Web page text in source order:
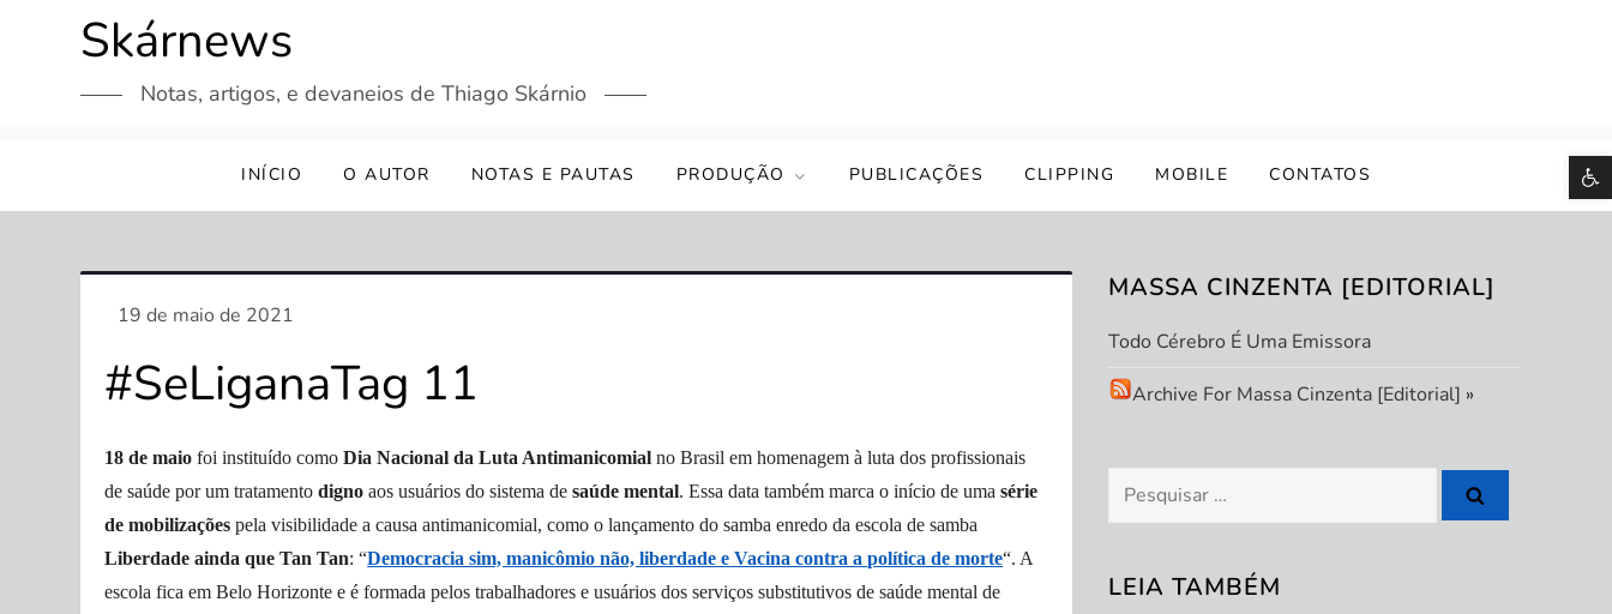
Skárnews
Notas, artigos, e devaneios de Thiago Skárnio
INÍCIO O AUTOR NOTAS E PAUTAS PRODUÇÃO PUBLICAÇÕES CLIPPING MOBILE CONTATOS
#SeLiganaTag 11
18 de maio foi instituído comoDia Nacional da Luta Antimanicomial no Brasil em homenagem à luta dos profissionais
de saúde por um tratamentodigno aos usuários do sistema desaúde mental. Essa data também marca o início de umasérie
de mobilizaçõespela visibilidade a causaantimanicomial,como o lançamento do samba enredo da escola de samba
Liberdade ainda queTanTan: “Democracia sim, manicômio não, liberdade e Vacina contra a política de morte“. A
escola fica em Belo Horizonte e é formada pelostrabalhadores e usuários dos serviços substitutivos de saúde mental de
MASSA CINZENTA [EDITORIAL]
Todo Cérebro É Uma Emissora
Archive For Massa Cinzenta [Editorial] »
Pesquisar
por:
LEIA TAMBÉM